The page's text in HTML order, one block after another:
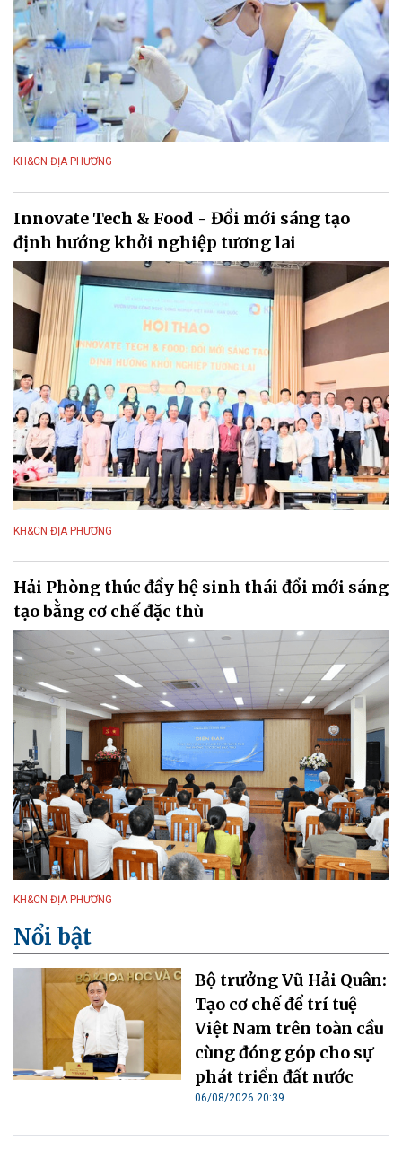
KH&CN ĐỊA PHƯƠNG
Innovate Tech & Food - Đổi mới sáng tạo
định hướng khởi nghiệp tương lai
KH&CN ĐỊA PHƯƠNG
Hải Phòng thúc đẩy hệ sinh thái đổi mới sáng
tạo bằng cơ chế đặc thù
KH&CN ĐỊA PHƯƠNG
Nổi bật
Bộ trưởng Vũ Hải Quân:
Tạo cơ chế để trí tuệ
Việt Nam trên toàn cầu
cùng đóng góp cho sự
phát triển đất nước
06/08/2026 20:39